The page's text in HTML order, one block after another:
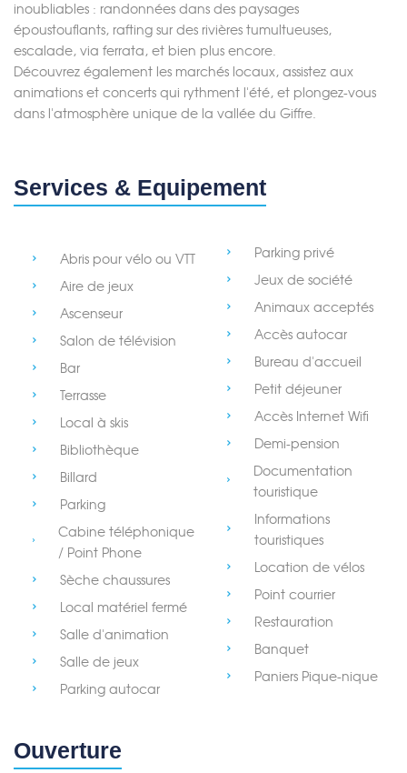
inoubliables : randonnées dans des paysages
époustouflants, rafting sur des rivières tumultueuses,
escalade, via ferrata, et bien plus encore.
Découvrez également les marchés locaux, assistez aux
animations et concerts qui rythment l'été, et plongez-vous
dans l'atmosphère unique de la vallée du Giffre.
Services & Equipement
Abris pour vélo ou VTT
Aire de jeux
Ascenseur
Salon de télévision
Bar
Terrasse
Local à skis
Bibliothèque
Billard
Parking
Cabine téléphonique
/ Point Phone
Sèche chaussures
Local matériel fermé
Salle d'animation
Salle de jeux
Parking autocar
Parking privé
Jeux de société
Animaux acceptés
Accès autocar
Bureau d'accueil
Petit déjeuner
Accès Internet Wifi
Demi-pension
Documentation
touristique
Informations
touristiques
Location de vélos
Point courrier
Restauration
Banquet
Paniers Pique-nique
Ouverture